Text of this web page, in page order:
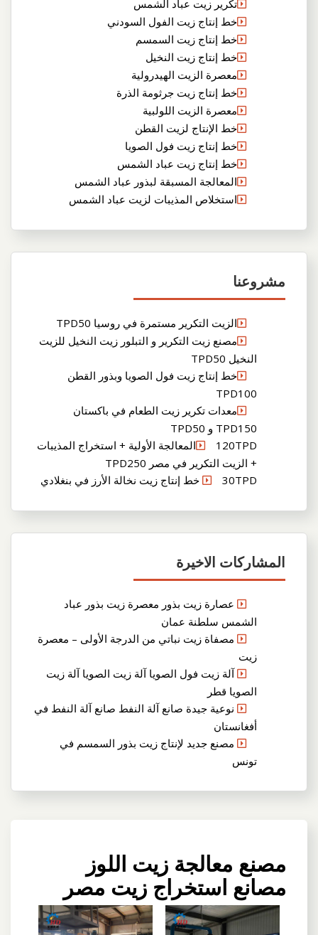
تكرير زيت عباد الشمس
خط إنتاج زيت الفول السودني
خط إنتاج زيت السمسم
خط إنتاج زيت النخيل
معصرة الزيت الهيدرولية
خط إنتاج زيت جرثومة الذرة
معصرة الزيت اللولبية
خط الإنتاج لزيت القطن
خط إنتاج زيت فول الصويا
خط إنتاج زيت عباد الشمس
المعالجة المسبقة لبذور عباد الشمس
استخلاص المذيبات لزيت عباد الشمس
مشروعنا
الزيت التكرير مستمرة في روسيا TPD50
مصنع زيت التكرير و التبلور زيت النخيل للزيت
النخيل TPD50
خط إنتاج زيت فول الصويا وبذور القطن
TPD100
معدات تكرير زيت الطعام في باكستان
TPD150 و TPD50
120TPDالمعالجة الأولية + استخراج المذيبات
+ الزيت التكرير في مصر TPD250
30TPD خط إنتاج زيت نخالة الأرز في بنغلادي
المشاركات الاخيرة
عصارة زيت بذور معصرة زيت بذور عباد
الشمس سلطنة عمان
مصفاة زيت نباتي من الدرجة الأولى – معصرة
زيت
آلة زيت فول الصويا آلة زيت الصويا آلة زيت
الصويا قطر
نوعية جيدة صانع آلة النفط صانع آلة النفط في
أفغانستان
مصنع جديد لإنتاج زيت بذور السمسم في
تونس
مصنع معالجة زيت اللوز
مصانع استخراج زيت مصر